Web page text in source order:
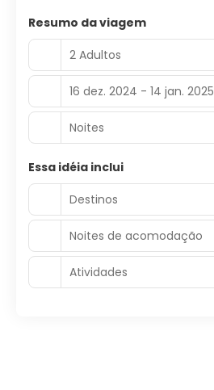
Resumo da viagem
2 Adultos
16 dez. 2024 - 14 jan. 2025
Noites
Essa idéia inclui
Destinos
Noites de acomodação
Atividades